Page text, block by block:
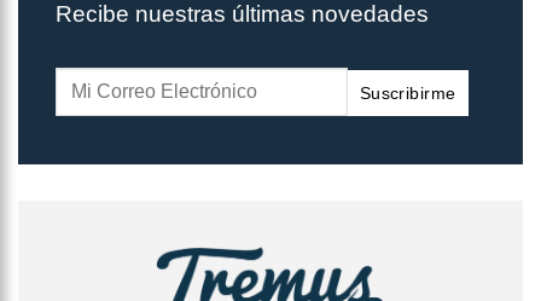
Recibe nuestras últimas novedades
Suscribirme